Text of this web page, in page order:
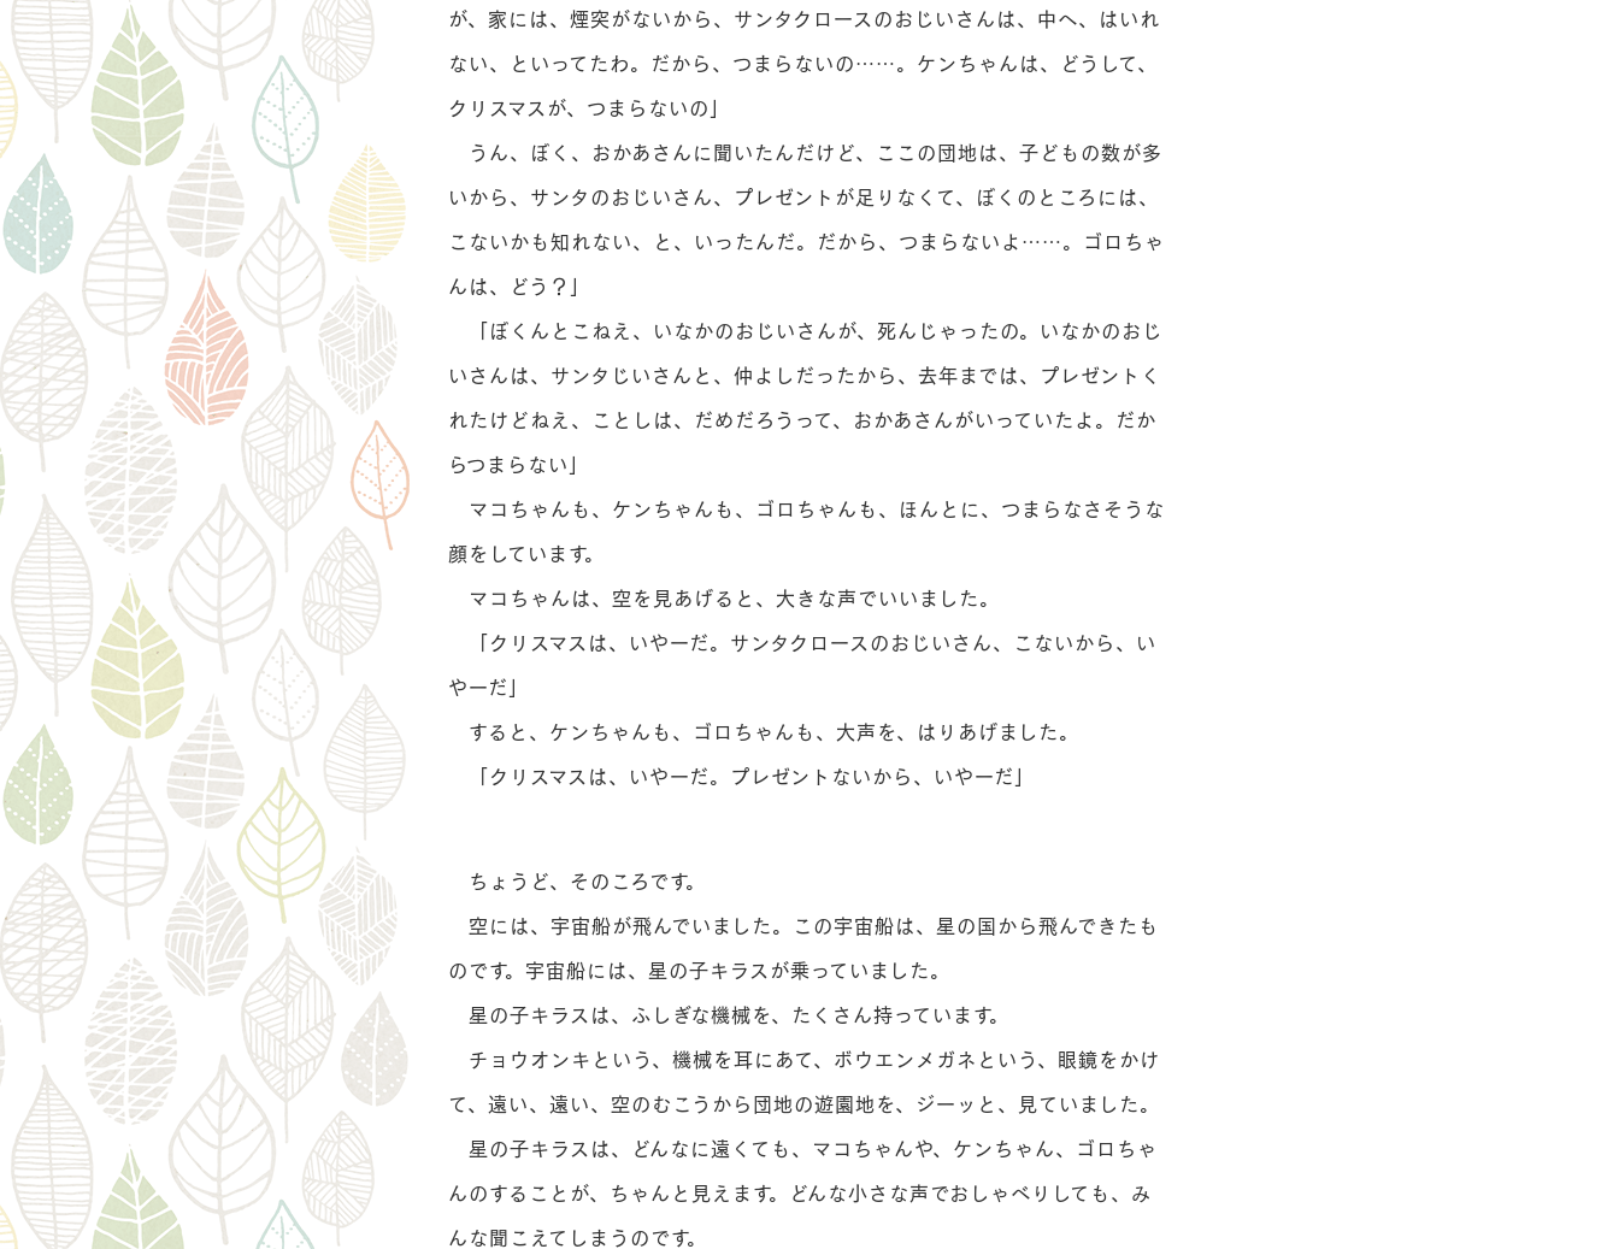
が、家には、煙突がないから、サンタクロースのおじいさんは、中へ、はいれ
ない、といってたわ。だから、つまらないの……。ケンちゃんは、どうして、
クリスマスが、つまらないの」
うん、ぼく、おかあさんに聞いたんだけど、ここの団地は、子どもの数が多
いから、サンタのおじいさん、プレゼントが足りなくて、ぼくのところには、
こないかも知れない、と、いったんだ。だから、つまらないよ……。ゴロちゃ
んは、どう？」
「ぼくんとこねえ、いなかのおじいさんが、死んじゃったの。いなかのおじ
いさんは、サンタじいさんと、仲よしだったから、去年までは、プレゼントく
れたけどねえ、ことしは、だめだろうって、おかあさんがいっていたよ。だか
らつまらない」
マコちゃんも、ケンちゃんも、ゴロちゃんも、ほんとに、つまらなさそうな
顔をしています。
マコちゃんは、空を見あげると、大きな声でいいました。
「クリスマスは、いやーだ。サンタクロースのおじいさん、こないから、い
やーだ」
すると、ケンちゃんも、ゴロちゃんも、大声を、はりあげました。
「クリスマスは、いやーだ。プレゼントないから、いやーだ」
ちょうど、そのころです。
空には、宇宙船が飛んでいました。この宇宙船は、星の国から飛んできたも
のです。宇宙船には、星の子キラスが乗っていました。
星の子キラスは、ふしぎな機械を、たくさん持っています。
チョウオンキという、機械を耳にあて、ボウエンメガネという、眼鏡をかけ
て、遠い、遠い、空のむこうから団地の遊園地を、ジーッと、見ていました。
星の子キラスは、どんなに遠くても、マコちゃんや、ケンちゃん、ゴロちゃ
んのすることが、ちゃんと見えます。どんな小さな声でおしゃべりしても、み
んな聞こえてしまうのです。